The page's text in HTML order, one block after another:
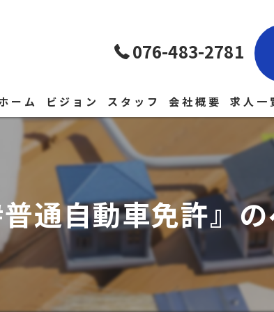
076-483-2781
ーム ビジョン スタッフ 会社概要 求人一
通自動車免許』